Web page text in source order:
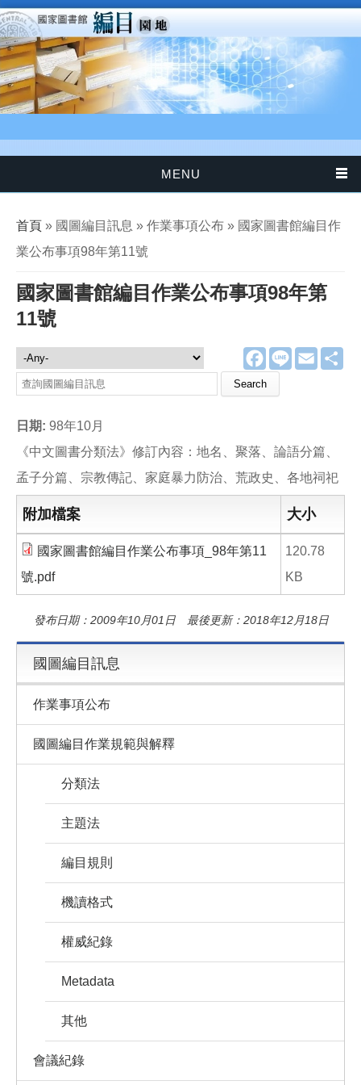
移至主內容
MENU
您在這裡
首頁 » 國圖編目訊息 » 作業事項公布 » 國家圖書館編目作
業公布事項98年第11號
國家圖書館編目作業公布事項98年第
11號
F
a
e
L
E
m
國圖編目訊息
Search this site
日期: 98年10月
《中文圖書分類法》修訂內容：地名、聚落、論語分篇、
孟子分篇、宗教傳記、家庭暴力防治、荒政史、各地祠祀
附加檔案 大小
國家圖書館編目作業公布事項_98年第11
號.pdf
120.78
KB
發布日期：2009年10月01日 最後更新：2018年12月18日
國圖編目訊息
作業事項公布
國圖編目作業規範與解釋
分類法
主題法
編目規則
機讀格式
權威紀錄
Metadata
其他
會議紀錄